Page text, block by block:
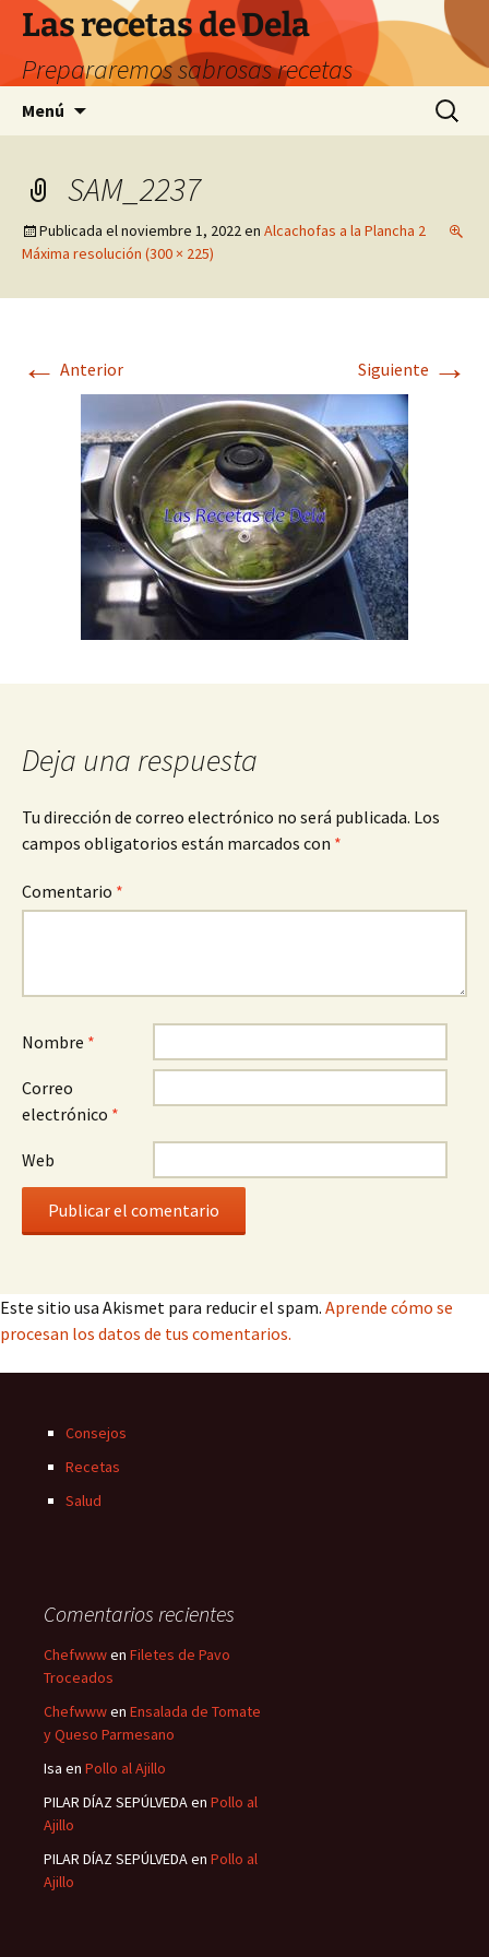
Saltar
contenido
Las recetas de Dela
Prepararemos sabrosas recetas
Menú Buscar:
SAM_2237
Publicada elnoviembre 1, 2022en Alcachofas a la Plancha 2
Máxima resolución (300 × 225)
← Anterior Siguiente →
Deja una respuesta
Tu dirección de correo electrónico no será publicada. Los
campos obligatorios están marcados con *
Comentario *
Nombre *
Correo
electrónico *
Web
Este sitio usa Akismet para reducir el spam. Aprende cómo se
procesan los datos de tus comentarios.
Consejos
Recetas
Salud
Comentarios recientes
Chefwwwen Filetes de Pavo
Troceados
Chefwwwen Ensalada de Tomate
y Queso Parmesano
Isa en Pollo al Ajillo
PILAR DÍAZ SEPÚLVEDAen Pollo al
Ajillo
PILAR DÍAZ SEPÚLVEDAen Pollo al
Ajillo